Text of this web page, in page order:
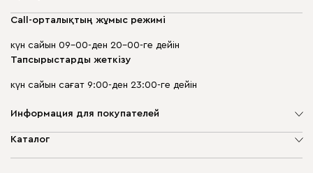
Call-орталықтың жұмыс режимі
күн сайын 09-00-ден 20-00-ге дейін
Тапсырыстарды жеткізу
күн сайын сағат 9:00-ден 23:00-ге дейін
Информация для покупателей
Компания туралы
Каталог